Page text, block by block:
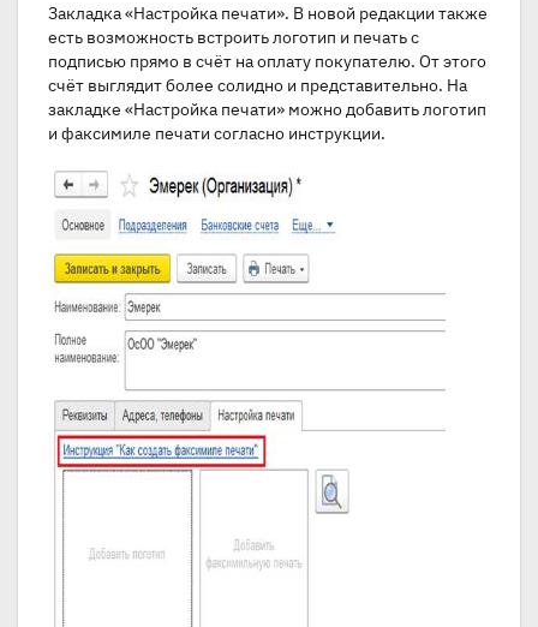
Закладка «Настройка печати». В новой редакции также
есть возможность встроить логотип и печать с
подписью прямо в счёт на оплату покупателю. От этого
счёт выглядит более солидно и представительно. На
закладке «Настройка печати» можно добавить логотип
и факсимиле печати согласно инструкции.